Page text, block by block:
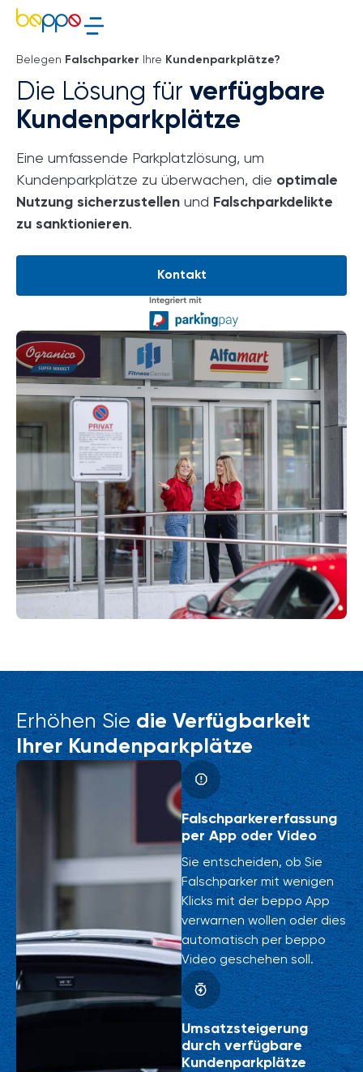
Belegen Falschparker Ihre Kundenparkplätze?
Die Lösung für verfügbare
Kundenparkplätze
Eine umfassende Parkplatzlösung, um
Kundenparkplätze zu überwachen, die optimale
Nutzung sicherzustellen und Falschparkdelikte
zu sanktionieren.
Kontakt
Erhöhen Siedie Verfügbarkeit
Ihrer Kundenparkplätze
Falschparkererfassung
per App oder Video
Sie entscheiden, ob Sie
Falschparker mit wenigen
Klicks mit der beppo App
verwarnen wollen oder dies
automatisch per beppo
Video geschehen soll.
Umsatzsteigerung
durch verfügbare
Kundenparkplätze